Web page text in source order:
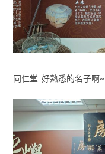
同仁堂 好熟悉的名子啊~